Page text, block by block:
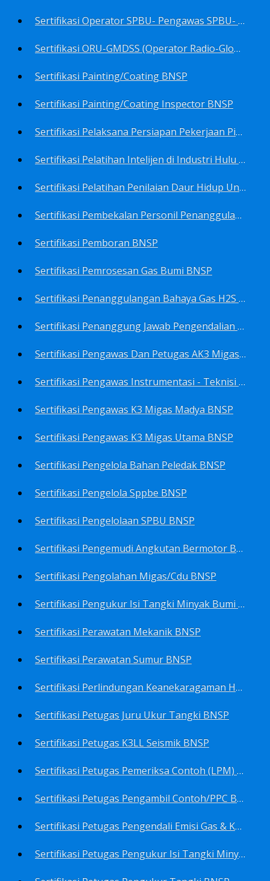
Sertifikasi Operator SPBU- Pengawas SPBU- Teknisi SPBU- Teknisi Service Station SPBU BNSP
Sertifikasi ORU-GMDSS (Operator Radio-Global Maritime Distress&Safety System) BNSP
Sertifikasi Painting/Coating BNSP
Sertifikasi Painting/Coating Inspector BNSP
Sertifikasi Pelaksana Persiapan Pekerjaan Pims BNSP
Sertifikasi Pelatihan Intelijen di Industri Hulu Minyak dan Gas Bumi BNSP
Sertifikasi Pelatihan Penilaian Daur Hidup Untuk PROPER (Life Cycle Asssment) BNSP
Sertifikasi Pembekalan Personil Penanggulangan Pencemaran Tingkat On-Scene Commander (IMO Level 2) BNSP
Sertifikasi Pemboran BNSP
Sertifikasi Pemrosesan Gas Bumi BNSP
Sertifikasi Penanggulangan Bahaya Gas H2S BNSP
Sertifikasi Penanggung Jawab Pengendalian Pencemaran Udara BNSP
Sertifikasi Pengawas Dan Petugas AK3 Migas BNSP
Sertifikasi Pengawas Instrumentasi - Teknisi Instrumentasi Tingkat 1 Dan 2 BNSP
Sertifikasi Pengawas K3 Migas Madya BNSP
Sertifikasi Pengawas K3 Migas Utama BNSP
Sertifikasi Pengelola Bahan Peledak BNSP
Sertifikasi Pengelola Sppbe BNSP
Sertifikasi Pengelolaan SPBU BNSP
Sertifikasi Pengemudi Angkutan Bermotor BNSP
Sertifikasi Pengolahan Migas/Cdu BNSP
Sertifikasi Pengukur Isi Tangki Minyak Bumi Dan Hasil Olahan BNSP
Sertifikasi Perawatan Mekanik BNSP
Sertifikasi Perawatan Sumur BNSP
Sertifikasi Perlindungan Keanekaragaman Hayati BNSP
Sertifikasi Petugas Juru Ukur Tangki BNSP
Sertifikasi Petugas K3LL Seismik BNSP
Sertifikasi Petugas Pemeriksa Contoh (LPM) Minyak Mentah BNSP
Sertifikasi Petugas Pengambil Contoh/PPC BNSP
Sertifikasi Petugas Pengendali Emisi Gas & Kebisingan Industri Migas BNSP
Sertifikasi Petugas Pengukur Isi Tangki Minyak Bumi dan Hasil Olahan BNSP